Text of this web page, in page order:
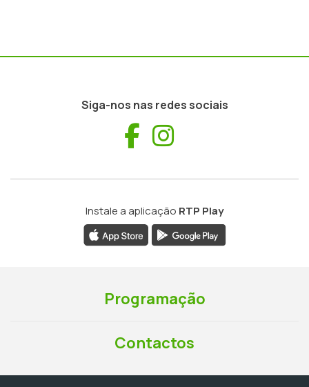
Siga-nos nas redes sociais
Facebook
Instale a aplicação RTP Play
Programação
Contactos